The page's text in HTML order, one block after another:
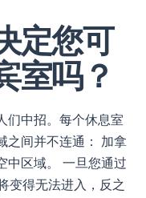
定您可
室吗？
们中招。每个休息室
之间并不连通： 加拿
中区域。 一旦您通过
变得无法进入，反之